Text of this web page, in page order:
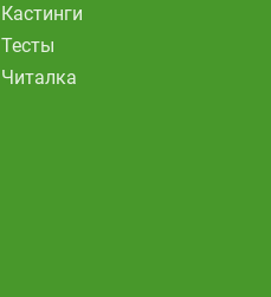
Кастинги
Тесты
Читалка